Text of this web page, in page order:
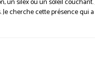
un silex ou un soleil couchant.
cherche cette présence qui